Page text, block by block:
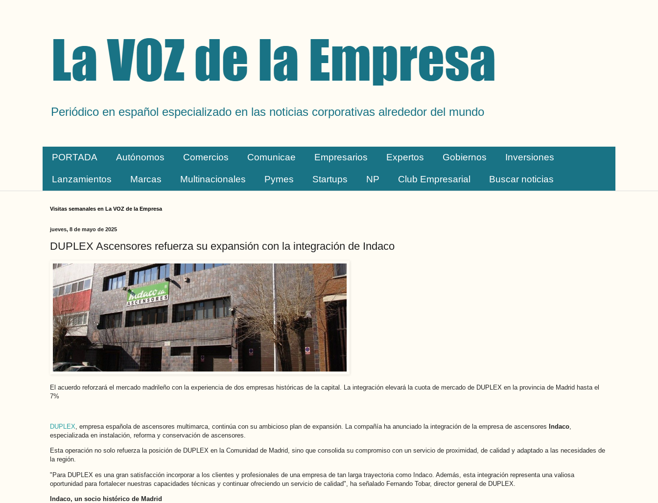
Periódico en español especializado en las noticias corporativas alrededor del mundo
PORTADA Autónomos Comercios Comunicae Empresarios Expertos Gobiernos Inversiones
Lanzamientos Marcas Multinacionales Pymes Startups NP Club Empresarial Buscar noticias
Visitas semanales en La VOZ de la Empresa
jueves, 8 de mayo de 2025
DUPLEX Ascensores refuerza su expansión con la integración de Indaco
El acuerdo reforzará el mercado madrileño con la experiencia de dos empresas históricas de la capital. La integración elevará la cuota de mercado de DUPLEX en la provincia de Madrid hasta el
7%
DUPLEX, empresa española de ascensores multimarca, continúa con su ambicioso plan de expansión. La compañía ha anunciado la integración de la empresa de ascensores Indaco,
especializada en instalación, reforma y conservación de ascensores.
Esta operación no solo refuerza la posición de DUPLEX en la Comunidad de Madrid, sino que consolida su compromiso con un servicio de proximidad, de calidad y adaptado a las necesidades de
la región.
"Para DUPLEX es una gran satisfacción incorporar a los clientes y profesionales de una empresa de tan larga trayectoria como Indaco. Además, esta integración representa una valiosa
oportunidad para fortalecer nuestras capacidades técnicas y continuar ofreciendo un servicio de calidad", ha señalado Fernando Tobar, director general de DUPLEX.
Indaco, un socio histórico de Madrid